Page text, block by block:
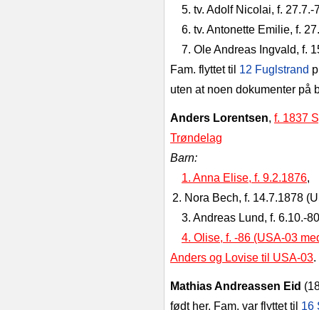
5. tv. Adolf Nicolai, f.
6. tv. Antonette Emilie, f.
7. Ole Andreas Ingvald, f.
Fam. flyttet til 12 Fuglstrand
uten at noen dokumenter på
Anders Lorentsen, f. 1837
Trøndelag
Barn:
1. Anna Elise, f. 9.2.1876,
2. Nora Bech, f. 14.7.1878
3. Andreas Lund, f. 6.10.-
4. Olise, f. -86 (USA-03
Anders og Lovise til USA-03.
Mathias Andreassen Eid
født her. Fam. var flyttet til 16